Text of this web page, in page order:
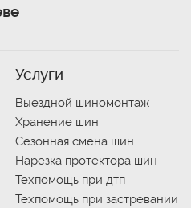
Услуги
Выездной шиномонтаж
Хранение шин
Сезонная смена шин
Нарезка протектора шин
Техпомощь при дтп
Техпомощь при застревании